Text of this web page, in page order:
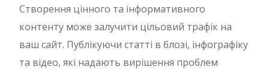
Створення цінного та інформативного
контенту може залучити цільовий трафік на
ваш сайт. Публікуючи статті в блозі, інфографіку
та відео, які надають вирішення проблем